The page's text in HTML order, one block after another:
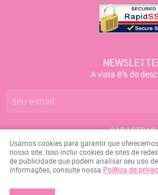
A vista 8% de
CADASTRAR
Marcelo Campos da Silva
Usamos cookies para garantir que
nosso site. Isso inclui cookies de sites de
de publicidade que podem analisar seu uso
informações, consulte nossa Política de